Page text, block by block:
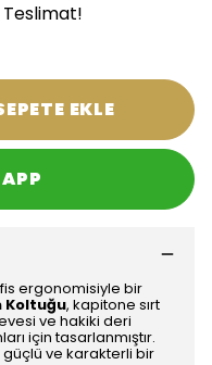
EKLE
ergonomisiyle bir
Koltuğu, kapitone sırt
ve hakiki deri
için tasarlanmıştır.
güçlü ve karakterli bir